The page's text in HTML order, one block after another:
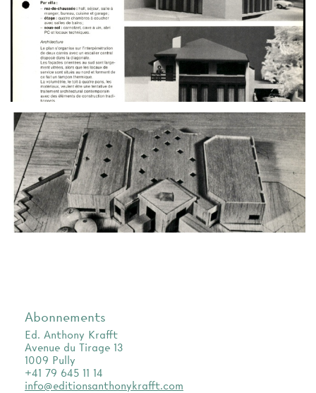
Abonnements
Ed. Anthony Krafft
Avenue du Tirage 13
1009 Pully
+41 79 645 11 14
info@editionsanthonykrafft.com